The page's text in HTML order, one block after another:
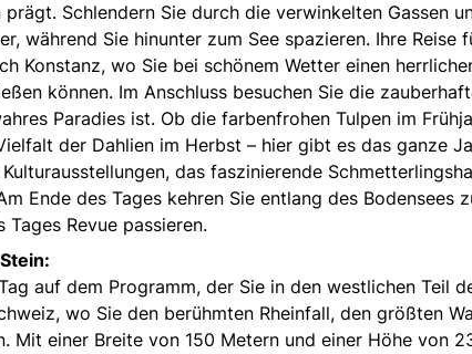
Schlendern Sie durch die verwinkelten Gassen
während Sie hinunter zum See spazieren. Ihre Reise
Konstanz, wo Sie bei schönem Wetter einen
können. Im Anschluss besuchen Sie die
Paradies ist. Ob die farbenfrohen Tulpen im
der Dahlien im Herbst – hier gibt es das ganze
das faszinierende
Ende des Tages kehren Sie entlang des Bodensees
Revue passieren.
auf dem Programm, der Sie in den westlichen Teil
wo Sie den berühmten Rheinfall, den größten
Mit einer Breite von 150 Metern und einer Höhe von